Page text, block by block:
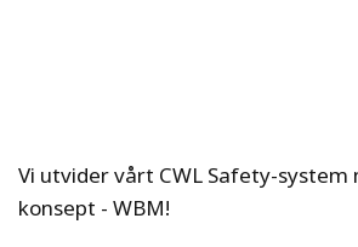
Vi utvider vårt CWL Safety-
konsept - WBM!